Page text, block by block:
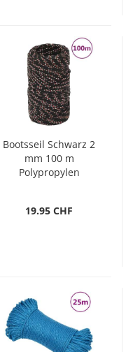
Bootsseil Schwarz 2
mm 100 m
Polypropylen
19.95 CHF